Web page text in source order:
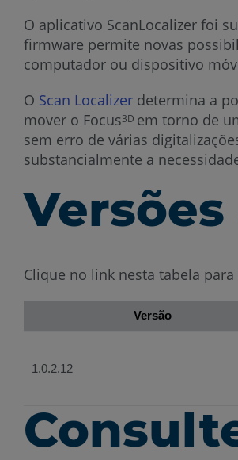
O aplicativo ScanLocalizer foi
firmware permite novas
computador ou dispositivo
O Scan Localizer determina a
mover o Focus3D em torno de
sem erro de várias
substancialmente a
Clique no link nesta tabela
Versão
1.0.2.12